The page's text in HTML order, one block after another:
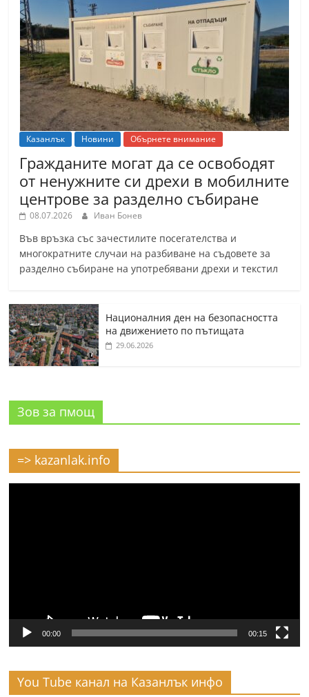
Казанлък Новини Обърнете внимание
Гражданите могат да се освободят
от ненужните си дрехи в мобилните
центрове за разделно събиране
08.07.2026 Иван Бонев
Във връзка със зачестилите посегателства и
многократните случаи на разбиване на съдовете за
разделно събиране на употребявани дрехи и текстил
Националния ден на безопасността
на движението по пътищата
29.06.2026
Зов за пмощ
=> kazanlak.info
00:00 00:15
You Tube канал на Казанлък инфо